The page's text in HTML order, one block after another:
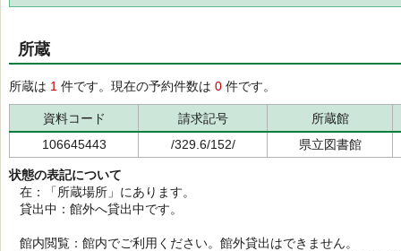
所蔵
所蔵は 1 件です。現在の予約件数は 0 件です。
資料コード 請求記号
所蔵館
106645443
/329.6/152/ 県立図書館
状態の表記について
在：「所蔵場所」にあります。
貸出中：館外へ貸出中です。
館内閲覧：館内でご利用ください。館外貸出はできません。